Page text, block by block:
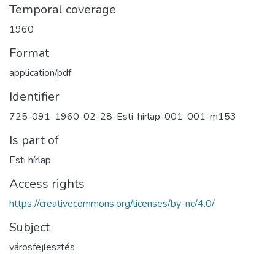
Temporal coverage
1960
Format
application/pdf
Identifier
725-091-1960-02-28-Esti-hirlap-001-001-m153
Is part of
Esti hírlap
Access rights
https://creativecommons.org/licenses/by-nc/4.0/
Subject
városfejlesztés